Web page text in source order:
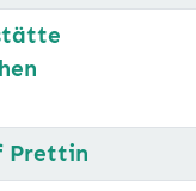
Prettin